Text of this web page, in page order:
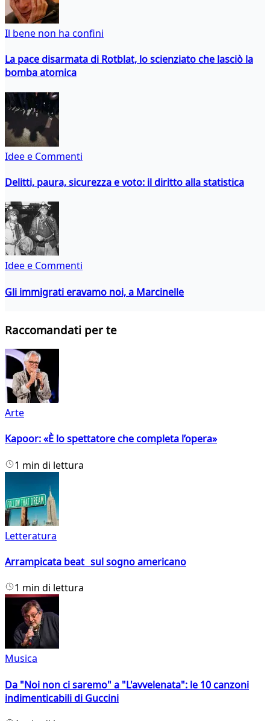
Il bene non ha confini
La pace disarmata di Rotblat, lo scienziato che lasciò la
bomba atomica
Idee e Commenti
Delitti, paura, sicurezza e voto: il diritto alla statistica
Idee e Commenti
Gli immigrati eravamo noi, a Marcinelle
Raccomandati per te
Arte
Kapoor: «È lo spettatore che completa l’opera»
1 min di lettura
Letteratura
Arrampicata beat sul sogno americano
1 min di lettura
Musica
Da "Noi non ci saremo" a "L'avvelenata": le 10 canzoni
indimenticabili di Guccini